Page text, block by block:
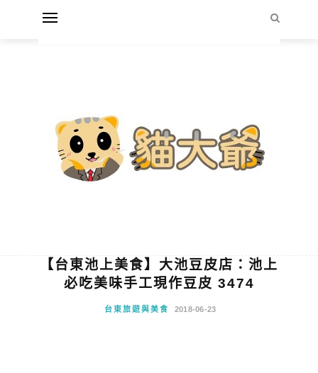
【台東池上美食】大池豆皮店：池上
必吃美味手工現作豆皮 3474
台東旅遊與美食 2018-06-23